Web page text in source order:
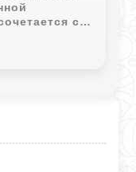
с
как для